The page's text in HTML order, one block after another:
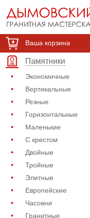
Ваша корзина
Памятники
Экономичные
Вертикальные
Резные
Горизонтальные
Маленькие
С крестом
Двойные
Тройные
Элитные
Европейские
Часовни
Гранитные